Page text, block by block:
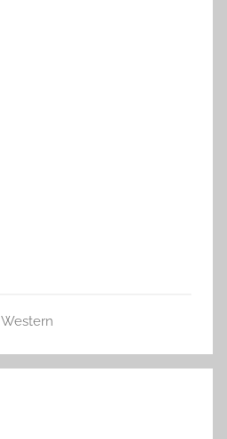
Western